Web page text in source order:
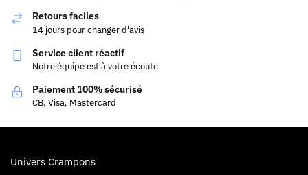
Retours faciles
14 jours pour changer d'avis
Service client réactif
Notre équipe est à votre écoute
Paiement 100% sécurisé
CB, Visa, Mastercard
Univers Crampons